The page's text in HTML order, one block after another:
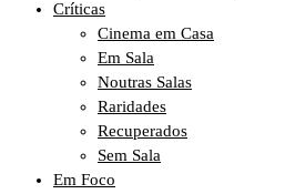
Críticas
Cinema em Casa
Em Sala
Noutras Salas
Raridades
Recuperados
Sem Sala
Em Foco